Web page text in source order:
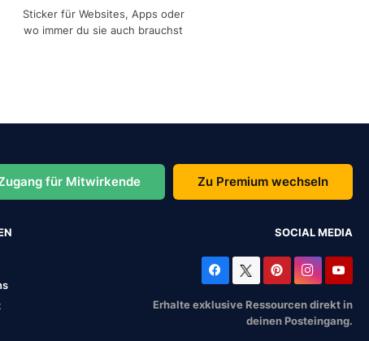
Sticker für Websites, Apps oder
wo immer du sie auch brauchst
für Mitwirkende Zu Premium wechseln
SOCIAL MEDIA
Erhalte exklusive Ressourcen direkt in
deinen Posteingang.